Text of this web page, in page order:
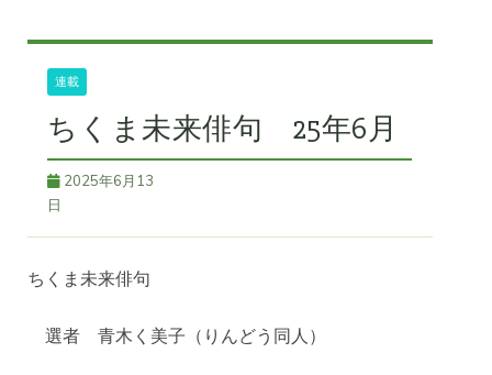
連載
ちくま未来俳句 25年6月
2025年6月13
日
ちくま未来俳句
選者 青木く美子（りんどう同人）